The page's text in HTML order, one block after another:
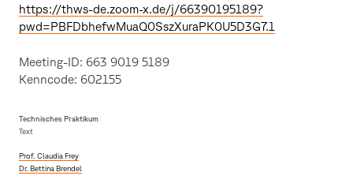
https://thws-de.zoom-x.de/j/66390195189?
pwd=PBFDbhefwMuaQ0SszXuraPK0U5D3G7.1
Meeting-ID: 663 9019 5189
Kenncode: 602155
Technisches Praktikum
Text
Prof. Claudia Frey
Dr. Bettina Brendel